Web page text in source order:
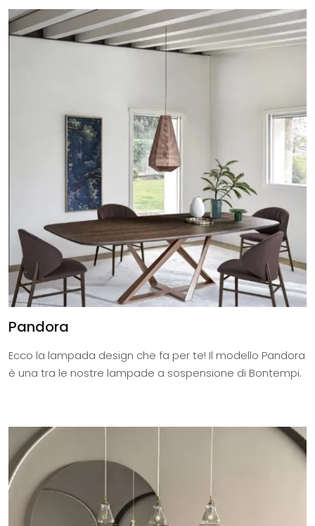
Pandora
Ecco la lampada design che fa per te! Il modello Pandora
è una tra le nostre lampade a sospensione di Bontempi.